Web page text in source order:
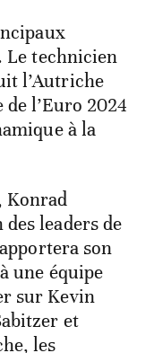
Le technicien
l’Autriche
l’Euro 2024
à la
Konrad
des leaders de
son
une équipe
sur Kevin
et
les